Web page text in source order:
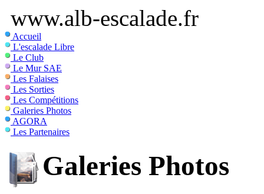
www.alb-escalade.fr
Accueil
L'escalade Libre
Le Club
Le Mur SAE
Les Falaises
Les Sorties
Les Compétitions
Galeries Photos
AGORA
Les Partenaires
Galeries Photos